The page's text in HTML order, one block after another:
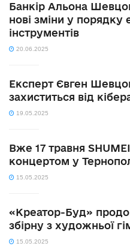
Банкір Альона
нові зміни у порядку
інструментів
20.06.2025
Експерт Євген
захиститься від
19.05.2025
Вже 17 травня
концертом у
15.05.2025
«Креатор-Буд»
збірну з художньої
15.05.2025